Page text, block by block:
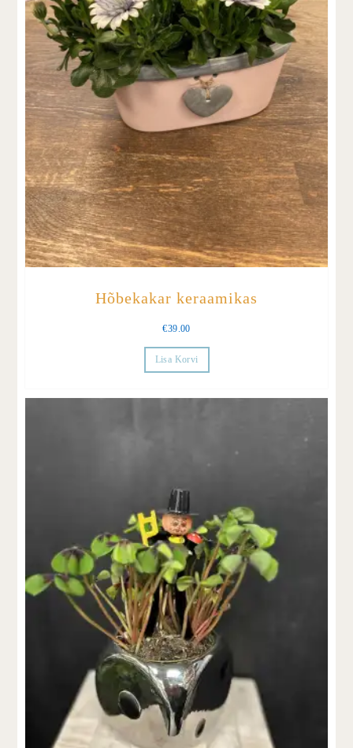
Hõbekakar keraamikas
€39.00
Lisa Korvi